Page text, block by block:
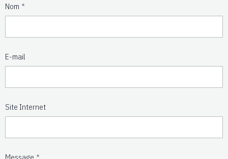
Nom
E-mail
Site Internet
Message